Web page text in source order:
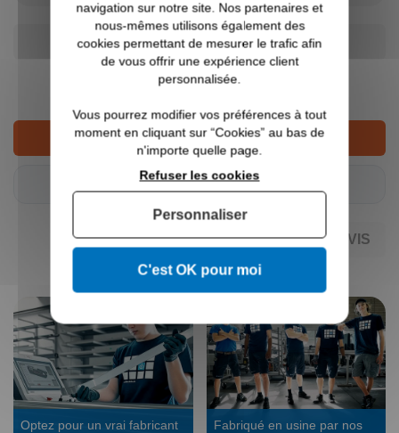
AJOUTER AU PANIER
13,10 €
AJOUTER AU DEVIS
Tarifs pro ? Connectez-vous
AJOUTER AU DEVIS
Optez pour un vrai fabricant
Fabriqué en usine par nos
navigation sur notre site. Nos partenaires et
nous-mêmes utilisons également des
cookies permettant de mesurer le trafic afin
de vous offrir une expérience client
personnalisée.
Vous pourrez modifier vos préférences à tout
moment en cliquant sur “Cookies” au bas de
n'importe quelle page.
C'est OK pour moi
Refuser les cookies
Personnaliser